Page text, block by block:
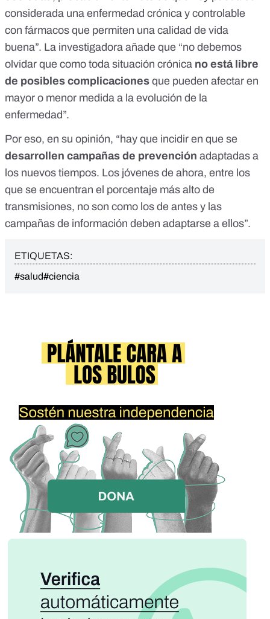
considerada una enfermedad crónica y controlable
con fármacos que permiten una calidad de vida
buena”. La investigadora añade que “no debemos
olvidar que como toda situación crónica no está libre
de posibles complicaciones que pueden afectar en
mayor o menor medida a la evolución de la
enfermedad”.
Por eso, en su opinión, “hay que incidir en que se
desarrollen campañas de prevención adaptadas a
los nuevos tiempos. Los jóvenes de ahora, entre los
que se encuentran el porcentaje más alto de
transmisiones, no son como los de antes y las
campañas de información deben adaptarse a ellos”.
ETIQUETAS:
#salud#ciencia